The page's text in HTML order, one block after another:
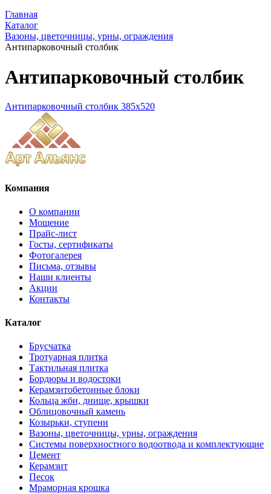
Главная
Каталог
Вазоны, цветочницы, урны, ограждения
Антипарковочный столбик
Антипарковочный столбик
Антипарковочный столбик 385х520
Компания
О компании
Мощение
Прайс-лист
Госты, сертификаты
Фотогалерея
Письма, отзывы
Наши клиенты
Акции
Контакты
Каталог
Брусчатка
Тротуарная плитка
Тактильная плитка
Бордюры и водостоки
Керамзитобетонные блоки
Кольца жби, днище, крышки
Облицовочный камень
Козырьки, ступени
Вазоны, цветочницы, урны, ограждения
Системы поверхностного водоотвода и комплектующие
Цемент
Керамзит
Песок
Мраморная крошка